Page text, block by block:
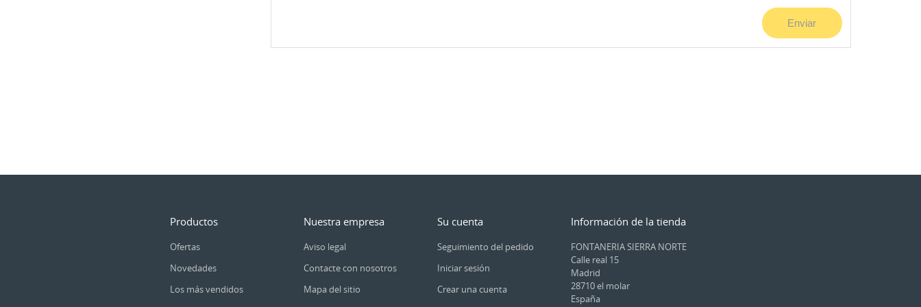
Productos
Ofertas
Novedades
Los más vendidos
Nuestra empresa
Aviso legal
Contacte con nosotros
Mapa del sitio
Su cuenta
Seguimiento del pedido
Iniciar sesión
Crear una cuenta
Información de la tienda
FONTANERIA SIERRA NORTE
Calle real 15
Madrid
28710 el molar
España